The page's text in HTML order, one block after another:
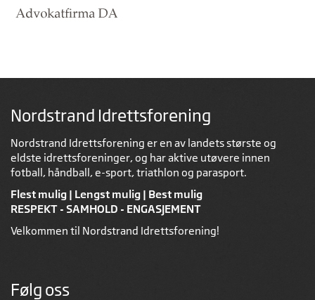
Nordstrand Idrettsforening
Nordstrand Idrettsforening er en av landets største og
eldste idrettsforeninger, og har aktive utøvere innen
fotball, håndball, e-sport, triathlon og parasport.
Flest mulig | Lengst mulig | Best mulig
RESPEKT - SAMHOLD - ENGASJEMENT
Velkommen til Nordstrand Idrettsforening!
Følg oss